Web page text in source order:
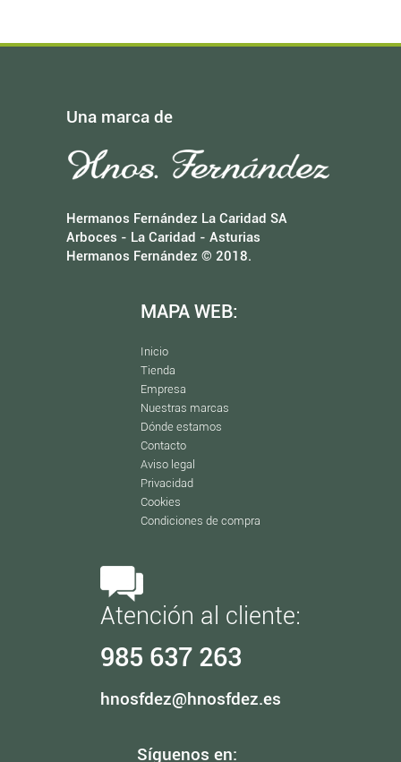
Una marca de
Hermanos Fernández La Caridad SA
Arboces - La Caridad - Asturias
Hermanos Fernández © 2018.
MAPA WEB:
Inicio
Tienda
Empresa
Nuestras marcas
Dónde estamos
Contacto
Aviso legal
Privacidad
Cookies
Condiciones de compra
Atención al cliente:
985 637 263
hnosfdez@hnosfdez.es
Síguenos en: